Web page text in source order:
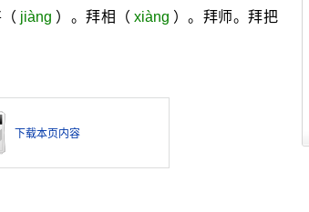
jiàng ）。拜相（ xiàng ）。拜师。拜把
下载本页内容